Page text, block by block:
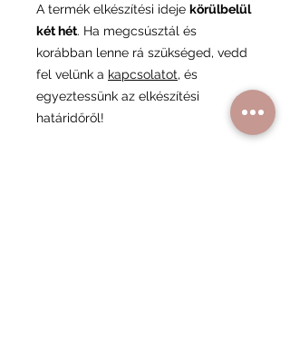
A termék elkészítési ideje körülbelül
két hét. Ha megcsúsztál és
korábban lenne rá szükséged, vedd
fel velünk a kapcsolatot, és
egyeztessünk az elkészítési
határidőről!